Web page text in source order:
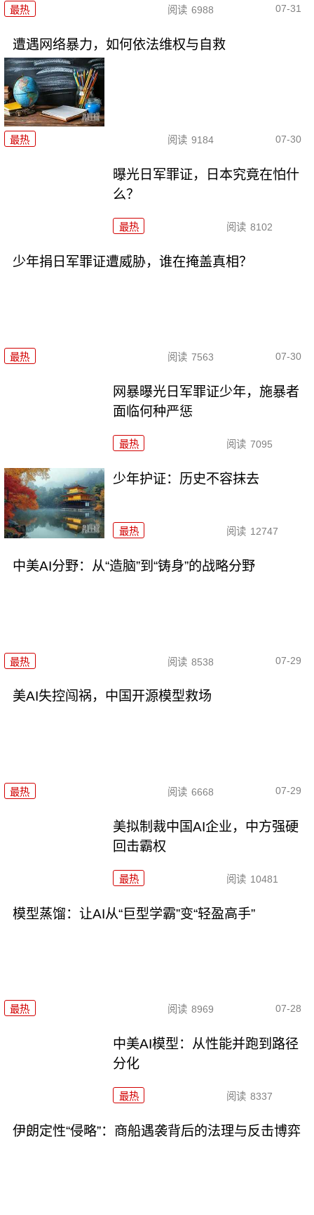
最热 阅读 6988 07-31
遭遇网络暴力，如何依法维权与自救
最热 阅读 9184 07-30
曝光日军罪证，日本究竟在怕什
么？
最热 阅读 8102
少年捐日军罪证遭威胁，谁在掩盖真相？
最热 阅读 7563 07-30
网暴曝光日军罪证少年，施暴者
面临何种严惩
最热 阅读 7095
少年护证：历史不容抹去
最热 阅读 12747
中美AI分野：从“造脑”到“铸身”的战略分野
最热 阅读 8538 07-29
美AI失控闯祸，中国开源模型救场
最热 阅读 6668 07-29
美拟制裁中国AI企业，中方强硬
回击霸权
最热 阅读 10481
模型蒸馏：让AI从“巨型学霸”变“轻盈高手”
最热 阅读 8969 07-28
中美AI模型：从性能并跑到路径
分化
最热 阅读 8337
伊朗定性“侵略”：商船遇袭背后的法理与反击博弈